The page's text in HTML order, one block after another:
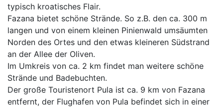
typisch kroatisches Flair.
Fazana bietet schöne Strände. So z.B. den ca. 300 m
langen und von einem kleinen Pinienwald umsäumten
Norden des Ortes und den etwas kleineren Südstrand
an der Allee der Oliven.
Im Umkreis von ca. 2 km findet man weitere schöne
Strände und Badebuchten.
Der große Touristenort Pula ist ca. 9 km von Fazana
entfernt, der Flughafen von Pula befindet sich in einer